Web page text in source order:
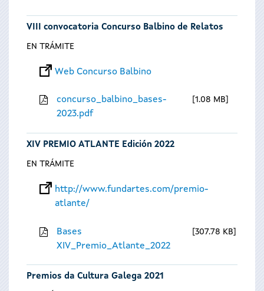
VIII convocatoria Concurso Balbino de Relatos
EN TRÁMITE
Web Concurso Balbino
concurso_balbino_bases-
2023.pdf
1.08 MB
XIV PREMIO ATLANTE Edición 2022
EN TRÁMITE
http://www.fundartes.com/premio-
atlante/
Bases
XIV_Premio_Atlante_2022
307.78 KB
Premios da Cultura Galega 2021